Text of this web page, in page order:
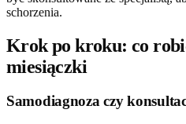
schorzenia.
Krok po kroku: co
miesiączki
Samodiagnoza czy